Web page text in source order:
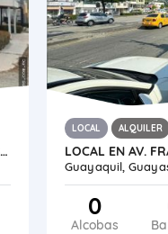
VENTA DE TERRENO CON GALPONES, BODEGAS Y OFICINAS EN DURÁN
LOCAL ALQUILER
LOCAL EN AV.
Guayaquil,
0
Alcobas